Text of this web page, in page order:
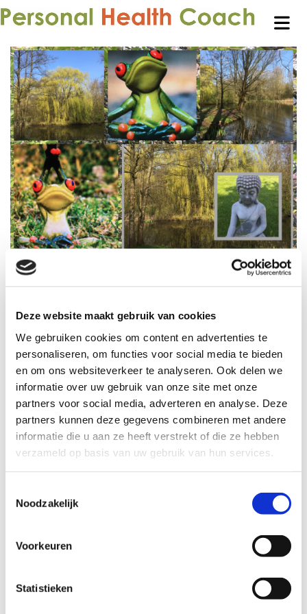
Deze website maakt gebruik van cookies
We gebruiken cookies om content en advertenties te
personaliseren, om functies voor social media te bieden
en om ons websiteverkeer te analyseren. Ook delen we
informatie over uw gebruik van onze site met onze
partners voor social media, adverteren en analyse. Deze
partners kunnen deze gegevens combineren met andere
informatie die u aan ze heeft verstrekt of die ze hebben
verzameld op basis van uw gebruik van hun services.
Noodzakelijk
Voorkeuren
Statistieken
29/07/1969
Natuuryoga in Appingedam
Yoga in het bospark Ekenstein.
Yoga in de natuur
van Ekenstein. Met z'n veertienen hebben we de natuur, de
rust en de ruimte van deze mooi plek mogen ervaren.
Zondag 26 mei is de volgende yogales.
Wil je ook een yogales ervaren in de natuur meld je dan aan
Namasté,